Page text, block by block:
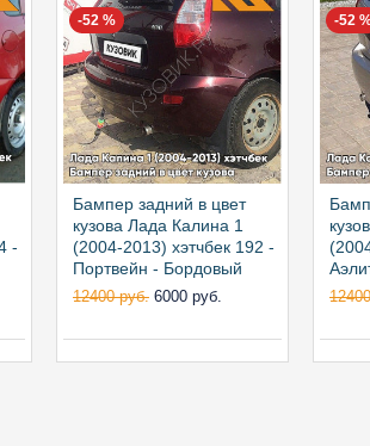
-
-52 %
Бампер задний в цвет
кузова Лада Калина 1
(2004-2013) хэтчбек 192 -
Портвейн - Бордовый
12400 руб. 6000 руб.
-52